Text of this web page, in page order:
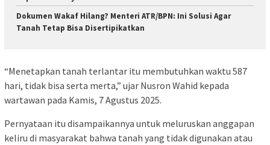
Dokumen Wakaf Hilang? Menteri ATR/BPN: Ini Solusi Agar
Tanah Tetap Bisa Disertipikatkan
‎“Menetapkan tanah terlantar itu membutuhkan waktu 587
hari, tidak bisa serta merta,” ujar Nusron Wahid kepada
wartawan pada Kamis, 7 Agustus 2025.
‎Pernyataan itu disampaikannya untuk meluruskan anggapan
keliru di masyarakat bahwa tanah yang tidak digunakan atau